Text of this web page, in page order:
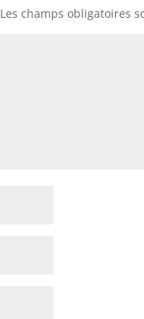
Les champs obligatoires